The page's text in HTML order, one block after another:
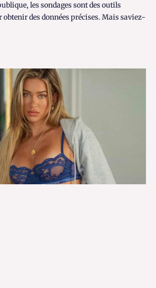
les sondages sont des outils
des données précises. Mais saviez-